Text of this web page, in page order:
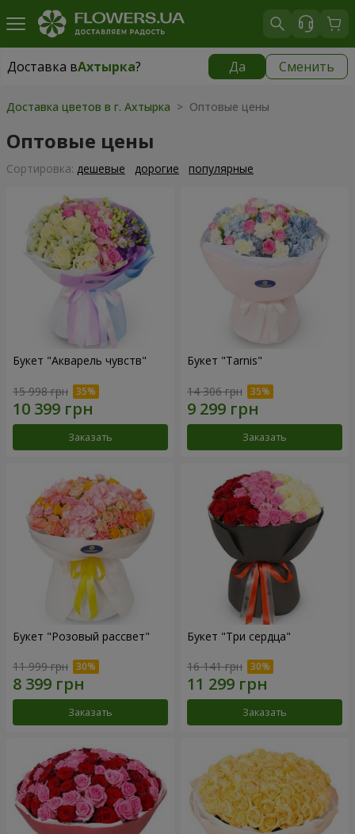
Доставка вАхтырка? Да Сменить
Доставка вАхтырка|
Доставка цветов в г. Ахтырка > Оптовые цены
Оптовые цены
Cортировка: дешевые дорогие популярные
Букет "Акварель чувств"
15 998 грн
Заказать
Букет "Tarnis"
14 306 грн
Заказать
Букет "Розовый рассвет"
11 999 грн
Заказать
Букет "Три сердца"
16 141 грн
Заказать